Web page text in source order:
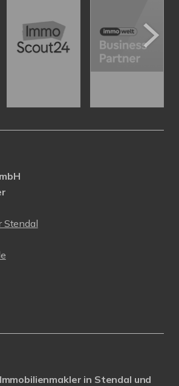
Stendal
Immobilienmakler in Stendal und